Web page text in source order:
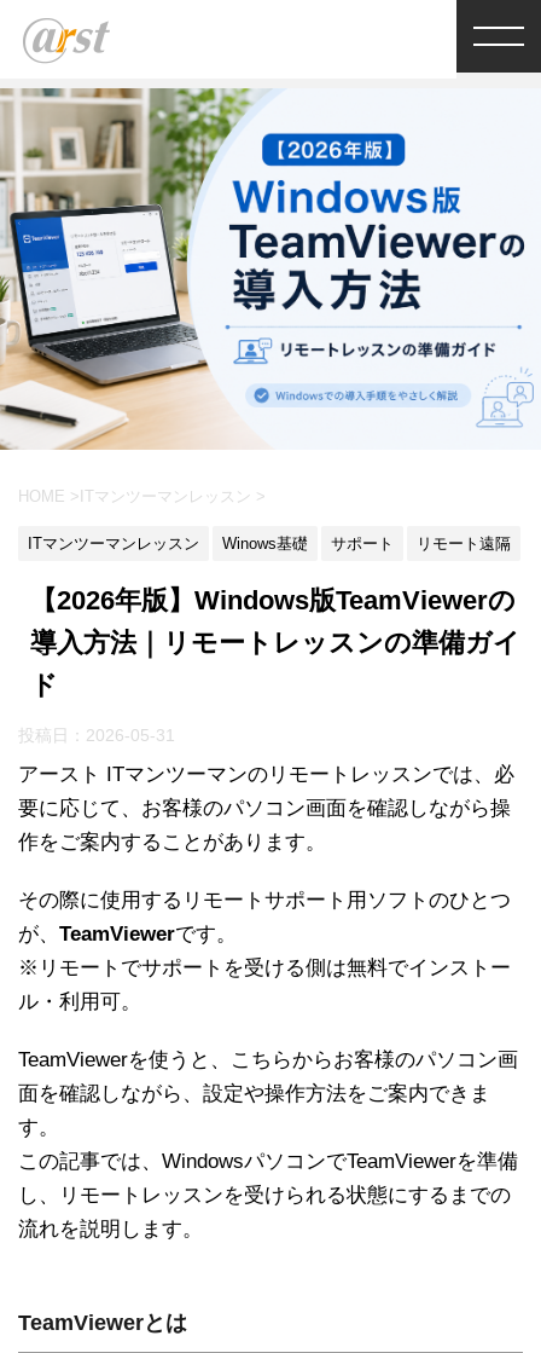
HOME > ITマンツーマンレッスン >
ITマンツーマンレッスン Winows基礎 サポート リモート遠隔
【2026年版】Windows版TeamViewerの
導入方法｜リモートレッスンの準備ガイ
ド
投稿日： 2026-05-31
アースト ITマンツーマンのリモートレッスンでは、必
要に応じて、お客様のパソコン画面を確認しながら操
作をご案内することがあります。
その際に使用するリモートサポート用ソフトのひとつ
が、 TeamViewerです。
※リモートでサポートを受ける側は無料でインストー
ル・利用可。
TeamViewerを使うと、こちらからお客様のパソコン画
面を確認しながら、設定や操作方法をご案内できま
す。
この記事では、WindowsパソコンでTeamViewerを準備
し、リモートレッスンを受けられる状態にするまでの
流れを説明します。
TeamViewerとは